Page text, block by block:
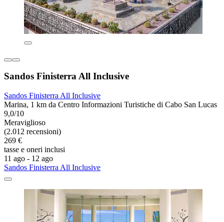
Sandos Finisterra All Inclusive
Sandos Finisterra All Inclusive
Marina, 1 km da Centro Informazioni Turistiche di Cabo San Lucas
9,0/10
Meraviglioso
(2.012 recensioni)
269 €
tasse e oneri inclusi
11 ago - 12 ago
Sandos Finisterra All Inclusive